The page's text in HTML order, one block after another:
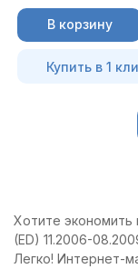
В корзину
Купить в 1
Хотите экономить
(ED) 11.2006-
Легко! Интернет-